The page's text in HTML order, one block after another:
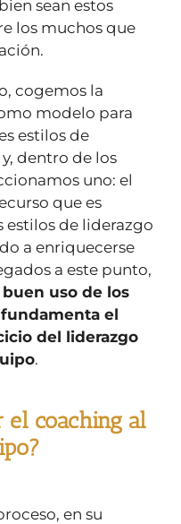
sean estos
los muchos que
cogemos la
modelo para
estilos de
dentro de los
uno: el
que es
de liderazgo
a enriquecerse
a este punto,
uso de los
el
del liderazgo
.
el coaching al
en su